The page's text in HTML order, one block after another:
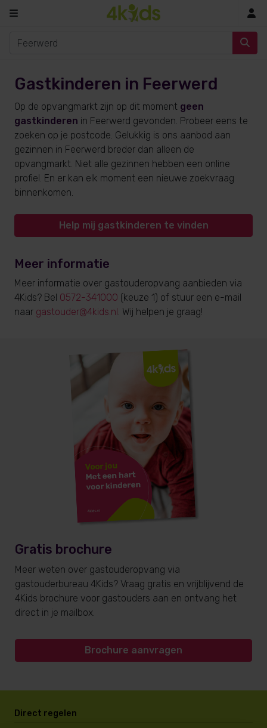
Gastkinderen in Feerwerd
Op de opvangmarkt zijn op dit moment geen
gastkinderen in Feerwerd gevonden. Probeer eens te
zoeken op je postcode. Gelukkig is ons aanbod aan
gezinnen in Feerwerd breder dan alleen de
opvangmarkt. Niet alle gezinnen hebben een online
profiel. En er kan elk moment een nieuwe zoekvraag
binnenkomen.
Help mij gastkinderen te vinden
Meer informatie
Meer informatie over gastouderopvang aanbieden via
4Kids? Bel 0572-341000 (keuze 1) of stuur een e-mail
naar gastouder@4kids.nl. Wij helpen je graag!
Gratis brochure
Meer weten over gastouderopvang via
gastouderbureau 4Kids? Vraag gratis en vrijblijvend de
4Kids brochure voor gastouders aan en ontvang het
direct in je mailbox.
Brochure aanvragen
Direct regelen